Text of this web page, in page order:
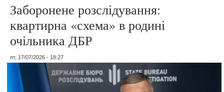
Заборонене розслідування:
квартирна «схема» в родині
очільника ДБР
пт, 17/07/2026 - 18:27